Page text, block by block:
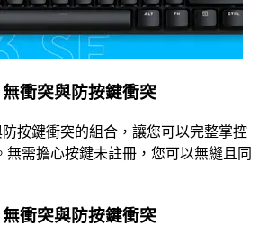
衝突與防按鍵衝突
防按鍵衝突的組合，讓您可以完整掌控
無需擔心按鍵未註冊，您可以無縫且同
衝突與防按鍵衝突